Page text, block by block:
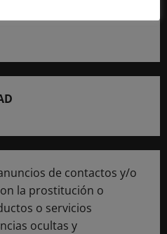
de contactos y/o
la prostitución o
o servicios
ocultas y